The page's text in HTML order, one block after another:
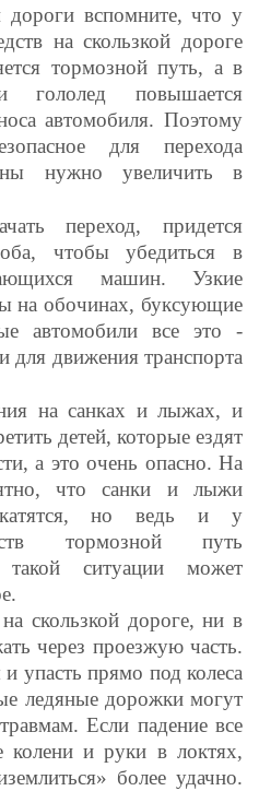
дороги вспомните, что у
на скользкой дороге
тормозной путь, а в
гололед повышается
автомобиля. Поэтому
для перехода
нужно увеличить в
переход, придется
чтобы убедиться в
машин. Узкие
на обочинах, буксующие
автомобили все это -
для движения транспорта
на санках и лыжах, и
детей, которые ездят
а это очень опасно. На
что санки и лыжи
но ведь и у
тормозной путь
ситуации может
скользкой дороге, ни в
через проезжую часть.
упасть прямо под колеса
ледяные дорожки могут
Если падение все
колени и руки в локтях,
более удачно.